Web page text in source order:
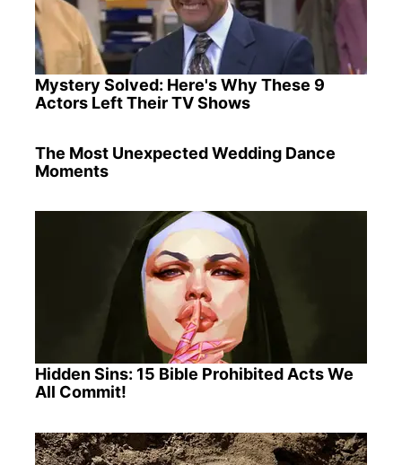
Mystery Solved: Here's Why These 9
Actors Left Their TV Shows
The Most Unexpected Wedding Dance
Moments
Hidden Sins: 15 Bible Prohibited Acts We
All Commit!